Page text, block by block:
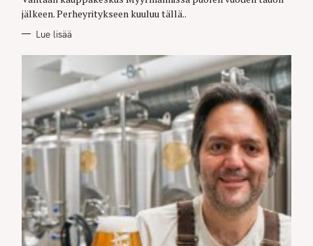
jälkeen. Perheyritykseen kuuluu tällä..
Lue lisää